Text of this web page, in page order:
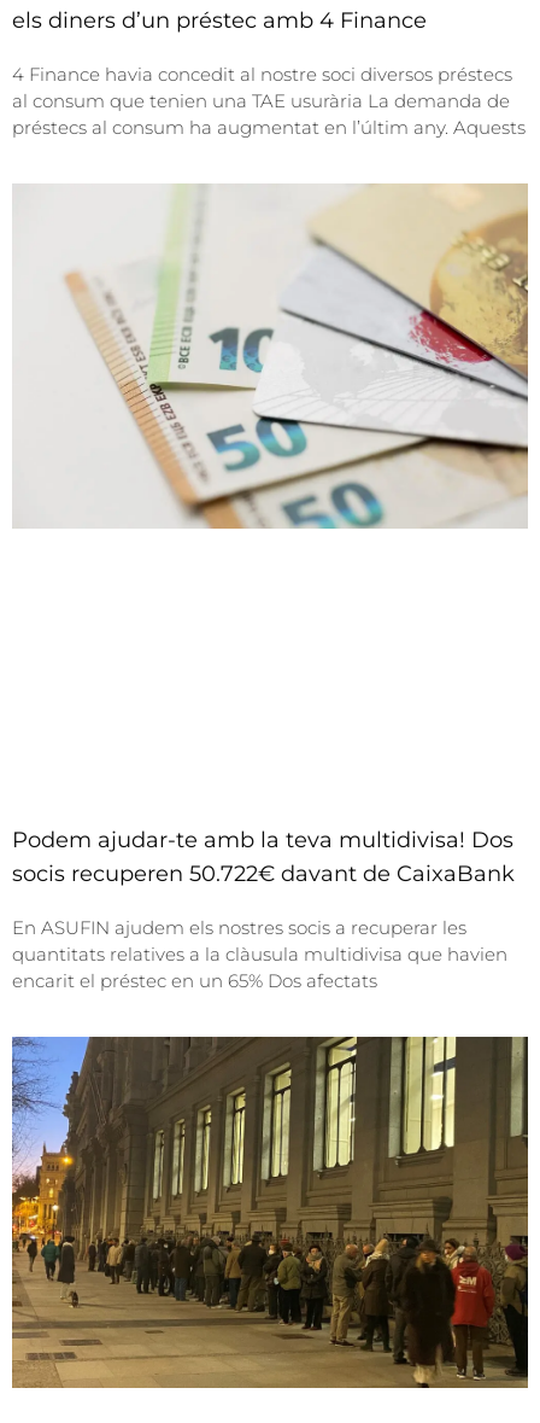
els diners d’un préstec amb 4 Finance
4 Finance havia concedit al nostre soci diversos préstecs
al consum que tenien una TAE usurària La demanda de
préstecs al consum ha augmentat en l’últim any. Aquests
Podem ajudar-te amb la teva multidivisa! Dos
socis recuperen 50.722€ davant de CaixaBank
En ASUFIN ajudem els nostres socis a recuperar les
quantitats relatives a la clàusula multidivisa que havien
encarit el préstec en un 65% Dos afectats